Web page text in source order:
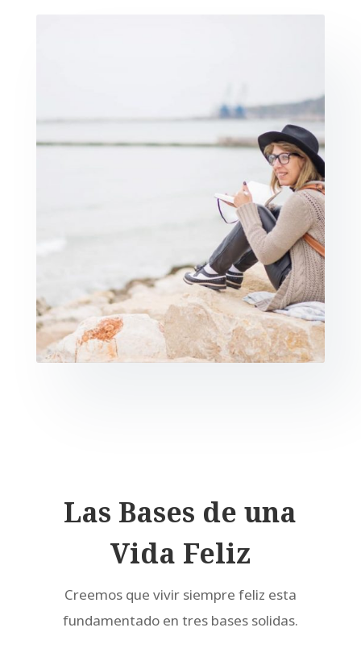
Las Bases de una
Vida Feliz
Creemos que vivir siempre feliz esta
fundamentado en tres bases solidas.